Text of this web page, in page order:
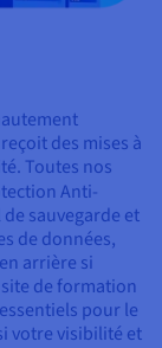
des mises à
Toutes nos
Anti-
sauvegarde et
de données,
arrière si
de formation
pour le
votre visibilité et